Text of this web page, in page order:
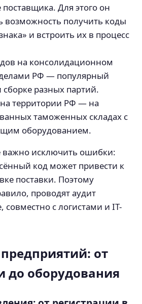
поставщика. Для этого он
возможность получить коды
и встроить их в процесс
на консолидационном
РФ — популярный
разных партий.
территории РФ — на
таможенных складах с
оборудованием.
исключить ошибки:
код может привести к
поставки. Поэтому
проводят аудит
совместно с логистами и IT-
от
до оборудования